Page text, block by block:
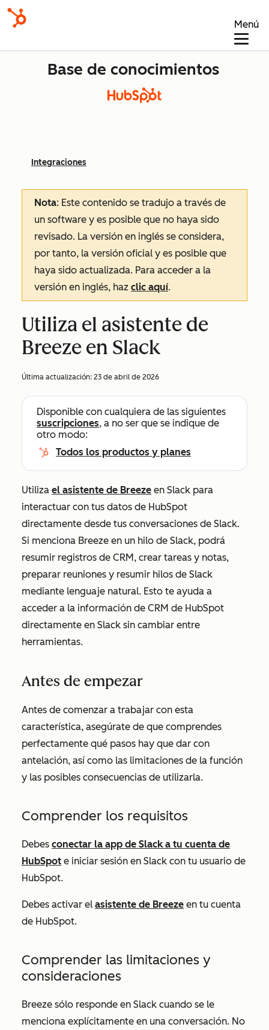
Menú
Base de conocimientos
Integraciones
Nota: Este contenido se tradujo a través de
un software y es posible que no haya sido
revisado. La versión en inglés se considera,
por tanto, la versión oficial y es posible que
haya sido actualizada. Para acceder a la
versión en inglés, haz clic aquí.
Utiliza el asistente de
Breeze en Slack
Última actualización: 23 de abril de 2026
Disponible con cualquiera de las siguientes
suscripciones, a no ser que se indique de
otro modo:
Todos los productos y planes
Utiliza el asistente de Breeze en Slack para
interactuar con tus datos de HubSpot
directamente desde tus conversaciones de Slack.
Si menciona Breeze en un hilo de Slack, podrá
resumir registros de CRM, crear tareas y notas,
preparar reuniones y resumir hilos de Slack
mediante lenguaje natural. Esto te ayuda a
acceder a la información de CRM de HubSpot
directamente en Slack sin cambiar entre
herramientas.
Antes de empezar
Antes de comenzar a trabajar con esta
característica, asegúrate de que comprendes
perfectamente qué pasos hay que dar con
antelación, así como las limitaciones de la función
y las posibles consecuencias de utilizarla.
Comprender los requisitos
Debes conectar la app de Slack a tu cuenta de
HubSpot e iniciar sesión en Slack con tu usuario de
HubSpot.
Debes activar el asistente de Breeze en tu cuenta
de HubSpot.
Comprender las limitaciones y
consideraciones
Breeze sólo responde en Slack cuando se le
menciona explícitamente en una conversación. No